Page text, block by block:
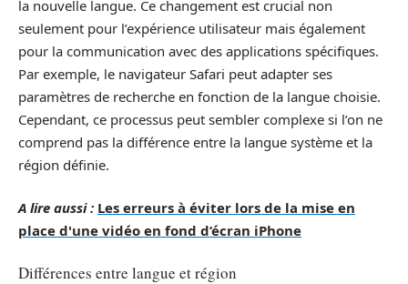
la nouvelle langue. Ce changement est crucial non
seulement pour l’expérience utilisateur mais également
pour la communication avec des applications spécifiques.
Par exemple, le navigateur Safari peut adapter ses
paramètres de recherche en fonction de la langue choisie.
Cependant, ce processus peut sembler complexe si l’on ne
comprend pas la différence entre la langue système et la
région définie.
A lire aussi : Les erreurs à éviter lors de la mise en
place d'une vidéo en fond d’écran iPhone
Différences entre langue et région